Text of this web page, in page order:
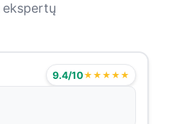
ekspertų
9.4/10★★★★★